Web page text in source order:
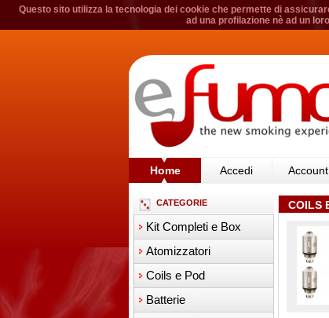
Questo sito utilizza la tecnologia dei cookie che permette di
ad una profilazione nè ad un
Home Accedi Account
CATEGORIE
Kit Completi e Box
Atomizzatori
Coils e Pod
Batterie
COILS